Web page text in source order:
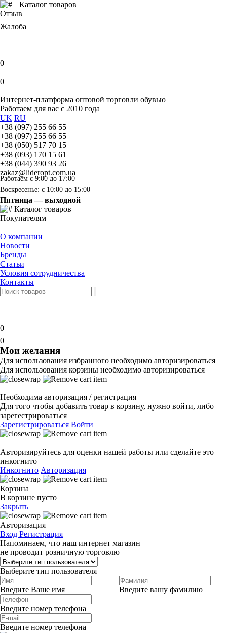
Каталог товаров
Отзыв
Жалоба
0
0
Интернет-платформа оптовой торговли обувью
Работаем для вас с 2010 года
UK RU
+38 (097) 255 66 55
+38 (097) 255 66 55
+38 (050) 517 70 15
+38 (093) 170 15 61
+38 (044) 390 93 26
zakaz@lideropt.com.ua
Работаем с 9:00 до 17:00
Воскресенье: с 10:00 до 15:00
Пятница — выходной
Каталог товаров
Покупателям
О компании
Новости
Бренды
Статьи
Условия сотрудничества
Контакты
0
0
Мои желания
Для использования избранного необходимо авторизироваться
Для использования корзины необходимо авторизироваться
Необходима авторизация / регистрация
Для того чтобы добавить товар в корзину, нужно войти, либо
зарегестрироваться
Зарегистрироваться Войти
Авторизируйтесь для оценки нашей работы или сделайте это
инкогнито
Инкогнито Авторизация
Корзина
В корзине пусто
Закрыть
Авторизация
Вход Регистрация
Напоминаем, что наш интернет магазин
не проводит розничную торговлю
Выберите тип пользователя
Введите Ваше имя Введите вашу фамилию
Введите номер телефона
Введите номер телефона